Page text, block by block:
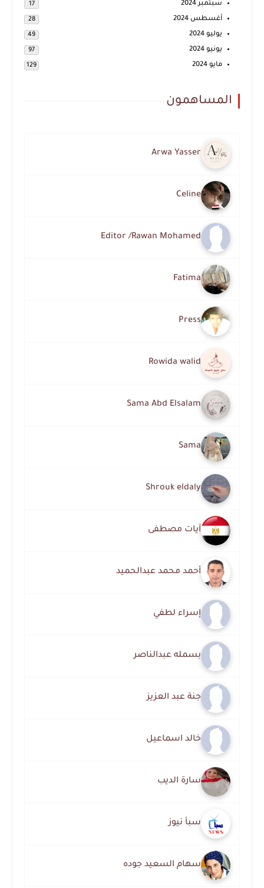
سبتمبر 2024 17
أغسطس 2024 28
يوليو 2024 49
يونيو 2024 97
مايو 2024 129
المساهمون
Arwa Yasser
Celine
Editor /Rawan Mohamed
Fatima
Press
Rowida walid
Sama Abd Elsalam
Sama
Shrouk eldaly
آيات مصطفى
أحمد محمد عبدالحميد
إسراء لطفي
بسمله عبدالناصر
جنة عبد العزيز
خالد اسماعيل
سارة الديب
سبأ نيوز
سهام السعيد جوده